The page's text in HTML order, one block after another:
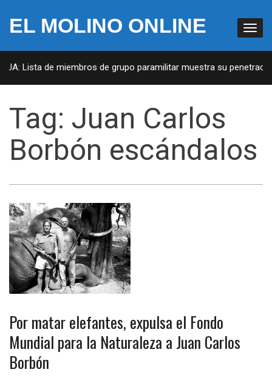
EL MOLINO ONLINE
Lista de miembros de grupo paramilitar muestra su
Tag: Juan Carlos
Borbón escándalos
Por matar elefantes, expulsa el Fondo
Mundial para la Naturaleza a Juan Carlos
Borbón